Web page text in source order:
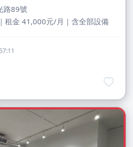
路89號
租金 41,000元/月｜含全部設備